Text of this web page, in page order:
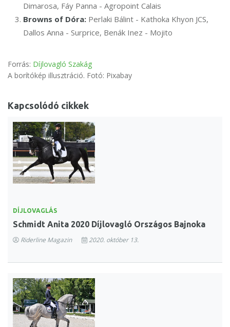
Dimarosa, Fáy Panna - Agropoint Calais
Browns of Dóra: Perlaki Bálint - Kathoka Khyon JCS,
Dallos Anna - Surprice, Benák Inez - Mojito
Forrás: Díjlovagló Szakág
A borítókép illusztráció. Fotó: Pixabay
Kapcsolódó cikkek
DÍJLOVAGLÁS
Schmidt Anita 2020 Díjlovagló Országos Bajnoka
Riderline Magazin 2020. október 13.